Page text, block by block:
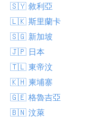
🇸🇾 敘利亞
🇱🇰 斯里蘭卡
🇸🇬 新加坡
🇯🇵 日本
🇹🇱 東帝汶
🇰🇭 柬埔寨
🇬🇪 格魯吉亞
🇧🇳 汶萊